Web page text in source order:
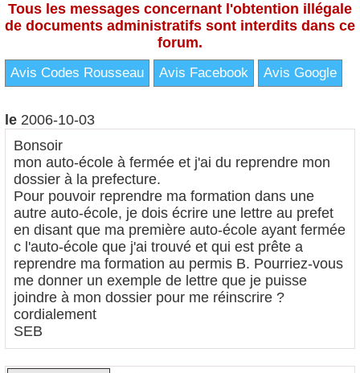
Tous les messages concernant l'obtention illégale
de documents administratifs sont interdits dans ce
forum.
Avis Codes Rousseau Avis Facebook Avis Google
le 2006-10-03
Bonsoir
mon auto-école à fermée et j'ai du reprendre mon
dossier à la prefecture.
Pour pouvoir reprendre ma formation dans une
autre auto-école, je dois écrire une lettre au prefet
en disant que ma première auto-école ayant fermée
c l'auto-école que j'ai trouvé et qui est prête a
reprendre ma formation au permis B. Pourriez-vous
me donner un exemple de lettre que je puisse
joindre à mon dossier pour me réinscrire ?
cordialement
SEB